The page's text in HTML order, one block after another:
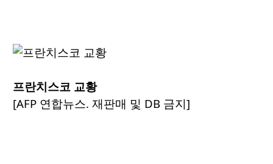
프란치스코 교황
[AFP 연합뉴스. 재판매 및 DB 금지]